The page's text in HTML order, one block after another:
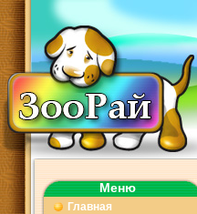
Меню
Главная